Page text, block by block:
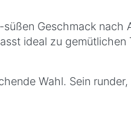
Geschmack nach
ideal zu gemütlichen
Wahl. Sein